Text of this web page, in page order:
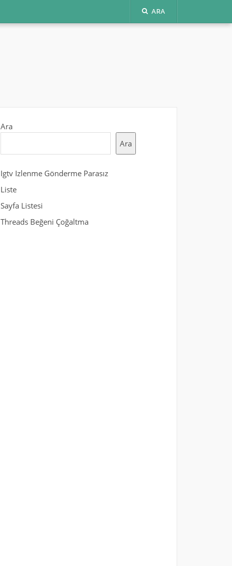
ARA
Ara
Ara
Igtv Izlenme Gönderme Parasız
Liste
Sayfa Listesi
Threads Beğeni Çoğaltma